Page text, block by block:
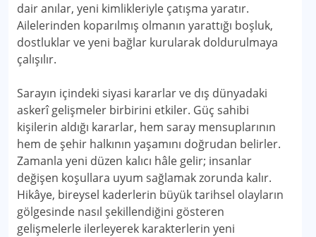
dair anılar, yeni kimlikleriyle çatışma yaratır.
Ailelerinden koparılmış olmanın yarattığı boşluk,
dostluklar ve yeni bağlar kurularak doldurulmaya
çalışılır.
Sarayın içindeki siyasi kararlar ve dış dünyadaki
askerî gelişmeler birbirini etkiler. Güç sahibi
kişilerin aldığı kararlar, hem saray mensuplarının
hem de şehir halkının yaşamını doğrudan belirler.
Zamanla yeni düzen kalıcı hâle gelir; insanlar
değişen koşullara uyum sağlamak zorunda kalır.
Hikâye, bireysel kaderlerin büyük tarihsel olayların
gölgesinde nasıl şekillendiğini gösteren
gelişmelerle ilerleyerek karakterlerin yeni